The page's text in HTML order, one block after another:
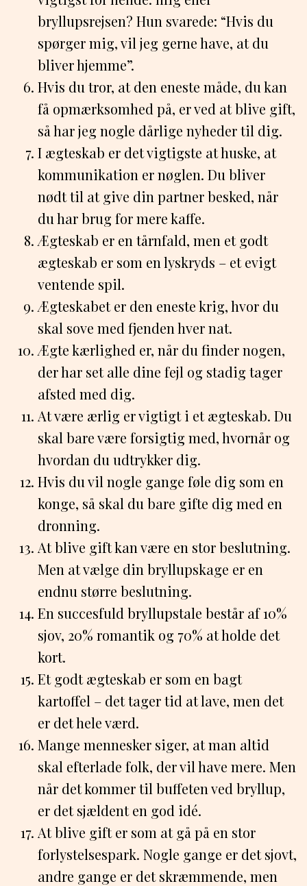
bryllupsrejsen? Hun svarede: “Hvis du
spørger mig, vil jeg gerne have, at du
bliver hjemme”.
Hvis du tror, at den eneste måde, du kan
få opmærksomhed på, er ved at blive gift,
så har jeg nogle dårlige nyheder til dig.
I ægteskab er det vigtigste at huske, at
kommunikation er nøglen. Du bliver
nødt til at give din partner besked, når
du har brug for mere kaffe.
Ægteskab er en tårnfald, men et godt
ægteskab er som en lyskryds – et evigt
ventende spil.
Ægteskabet er den eneste krig, hvor du
skal sove med fjenden hver nat.
Ægte kærlighed er, når du finder nogen,
der har set alle dine fejl og stadig tager
afsted med dig.
At være ærlig er vigtigt i et ægteskab. Du
skal bare være forsigtig med, hvornår og
hvordan du udtrykker dig.
Hvis du vil nogle gange føle dig som en
konge, så skal du bare gifte dig med en
dronning.
At blive gift kan være en stor beslutning.
Men at vælge din bryllupskage er en
endnu større beslutning.
En succesfuld bryllupstale består af 10%
sjov, 20% romantik og 70% at holde det
kort.
Et godt ægteskab er som en bagt
kartoffel – det tager tid at lave, men det
er det hele værd.
Mange mennesker siger, at man altid
skal efterlade folk, der vil have mere. Men
når det kommer til buffeten ved bryllup,
er det sjældent en god idé.
At blive gift er som at gå på en stor
forlystelsespark. Nogle gange er det sjovt,
andre gange er det skræmmende, men